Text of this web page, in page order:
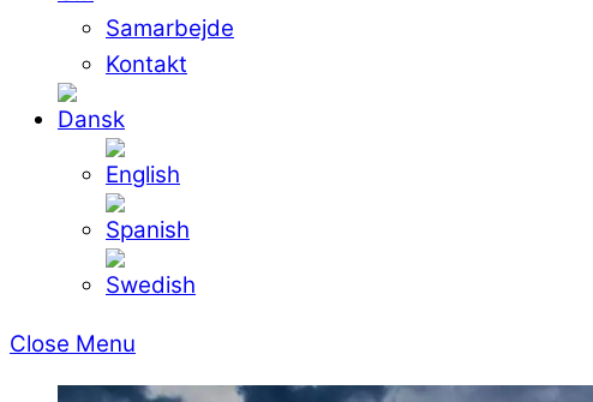
Samarbejde
Kontakt
Close Menu